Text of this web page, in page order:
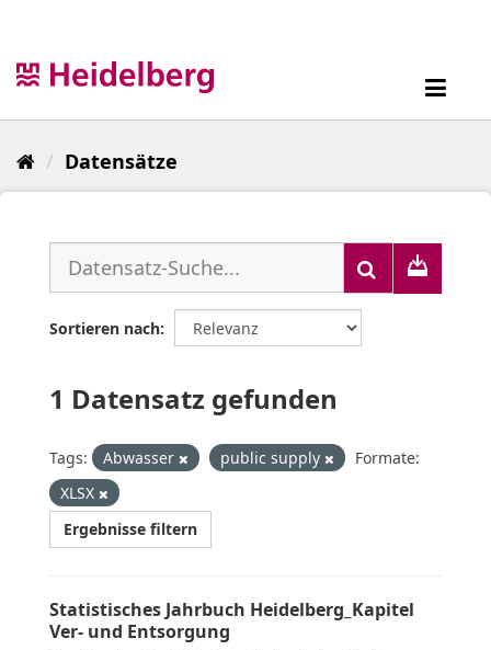
Datensätze
Sortieren nach
1 Datensatz gefunden
Tags: Abwasser public supply
Formate:
XLSX
Ergebnisse filtern
Statistisches Jahrbuch Heidelberg_Kapitel
Ver- und Entsorgung